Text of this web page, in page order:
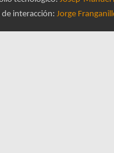
de interacción: Jorge